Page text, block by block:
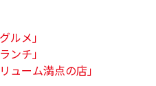
ルメ」
ンチ」
ューム満点の店」